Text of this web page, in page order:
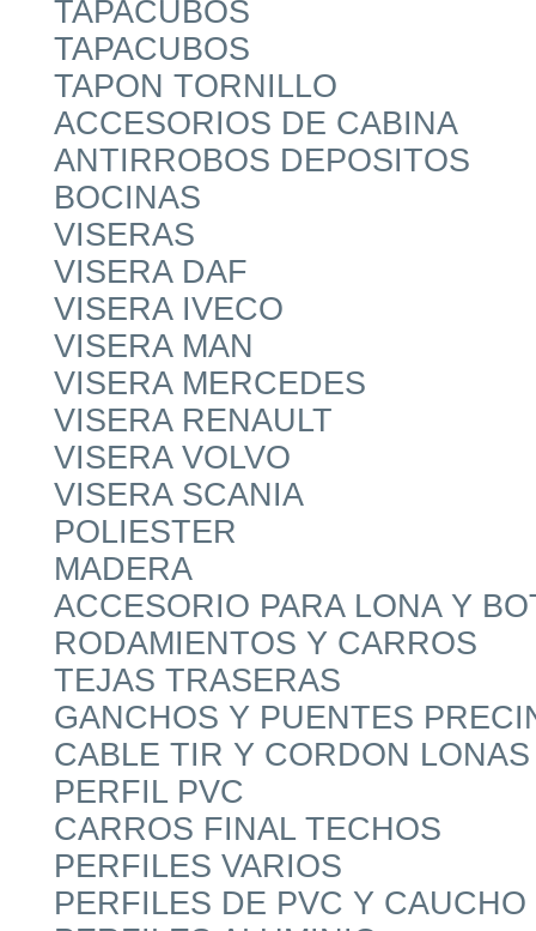
TAPACUBOS
TAPACUBOS
TAPON TORNILLO
ACCESORIOS DE CABINA
ANTIRROBOS DEPOSITOS
BOCINAS
VISERAS
VISERA DAF
VISERA IVECO
VISERA MAN
VISERA MERCEDES
VISERA RENAULT
VISERA VOLVO
VISERA SCANIA
POLIESTER
MADERA
ACCESORIO PARA LONA Y
RODAMIENTOS Y CARROS
TEJAS TRASERAS
GANCHOS Y PUENTES
CABLE TIR Y CORDON LONAS
PERFIL PVC
CARROS FINAL TECHOS
PERFILES VARIOS
PERFILES DE PVC Y CAUCHO